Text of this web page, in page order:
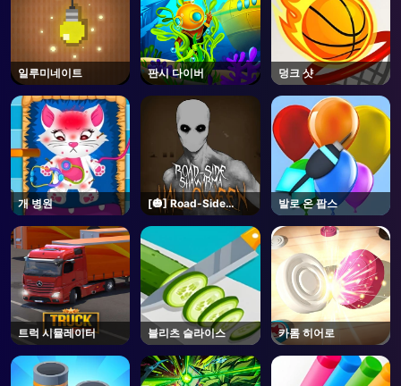
일루미네이트 판시 다이버 덩크 샷
개 병원
[🎃] Road-Side
Shawarma
[HORROR] - Roblox
발로 온 팝스
트럭 시뮬레이터 블리츠 슬라이스 카롬 히어로